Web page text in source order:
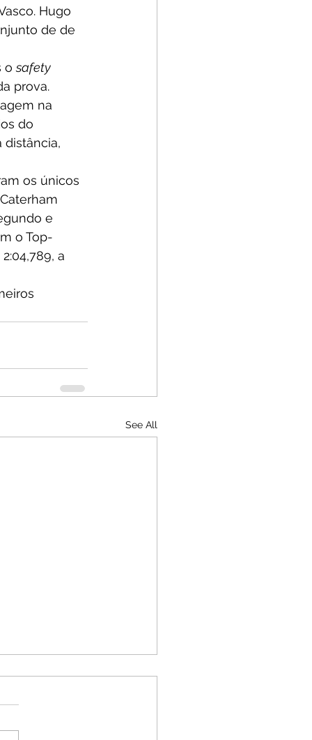
Hugo
de de
o safety
prova.
na
do
distância,
os únicos
e
o Top-
a
See All